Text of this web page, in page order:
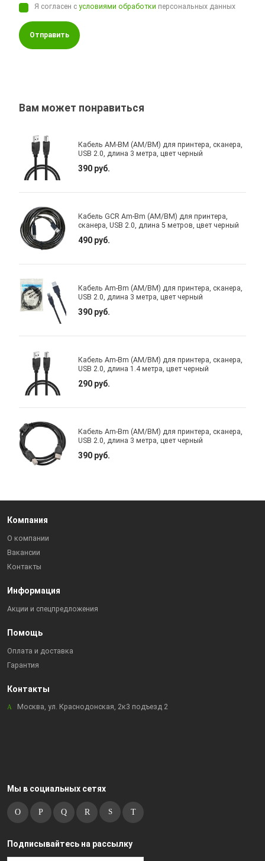
Я согласен сусловиями обработки персональных данных
Отправить
Вам может понравиться
Кабель AM-BM (AM/BM) для принтера, сканера,
USB 2.0, длина 3 метра, цвет черный
390 руб.
Кабель GCR Am-Bm (AM/BM) для принтера,
сканера, USB 2.0, длина 5 метров, цвет черный
490 руб.
Кабель Am-Bm (AM/BM) для принтера, сканера,
USB 2.0, длина 3 метра, цвет черный
390 руб.
Кабель Am-Bm (AM/BM) для принтера, сканера,
USB 2.0, длина 1.4 метра, цвет черный
290 руб.
Кабель Am-Bm (AM/BM) для принтера, сканера,
USB 2.0, длина 3 метра, цвет черный
390 руб.
Компания
О компании
Вакансии
Контакты
Информация
Акции и спецпредложения
Помощь
Оплата и доставка
Гарантия
Контакты
Москва, ул. Краснодонская, 2к3 подъезд 2
Мы в социальных сетях
Подписывайтесь на рассылку